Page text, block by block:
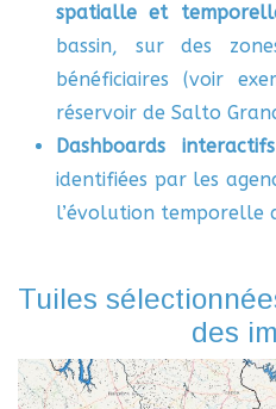
spatialle et
bassin, sur des
bénéficiaires (voir
réservoir de Salto
Dashboards
identifiées par les
l’évolution temporelle
Tuiles
des